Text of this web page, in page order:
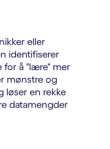
eller
identifiserer
for å "lære" mer
mønstre og
løser en rekke
datamengder